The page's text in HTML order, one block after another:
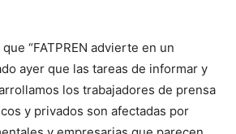
“FATPREN advierte en un
ayer que las tareas de informar y
los trabajadores de prensa
y privados son afectadas por